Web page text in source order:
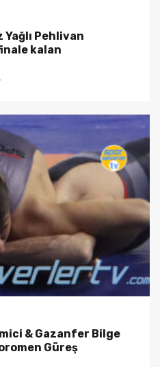
Pehlivan
kalan
& Gazanfer Bilge
Güreş